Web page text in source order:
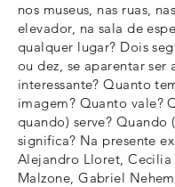
nos museus, nas ruas,
elevador, na sala de
qualquer lugar? Dois
ou dez, se aparentar ser
interessante? Quanto
imagem? Quanto vale?
quando) serve? Quando
significa? Na presente
Alejandro Lloret, Cecilia
Malzone, Gabriel